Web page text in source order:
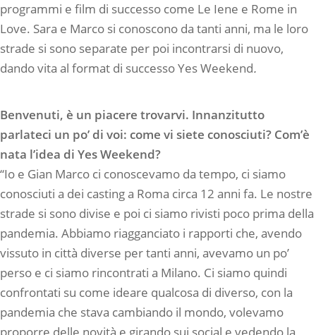
programmi e film di successo come Le Iene e Rome in
Love. Sara e Marco si conoscono da tanti anni, ma le loro
strade si sono separate per poi incontrarsi di nuovo,
dando vita al format di successo Yes Weekend.
Benvenuti, è un piacere trovarvi. Innanzitutto
parlateci un po’ di voi: come vi siete conosciuti? Com’è
nata l’idea di Yes Weekend?
“Io e Gian Marco ci conoscevamo da tempo, ci siamo
conosciuti a dei casting a Roma circa 12 anni fa. Le nostre
strade si sono divise e poi ci siamo rivisti poco prima della
pandemia. Abbiamo riagganciato i rapporti che, avendo
vissuto in città diverse per tanti anni, avevamo un po’
perso e ci siamo rincontrati a Milano. Ci siamo quindi
confrontati su come ideare qualcosa di diverso, con la
pandemia che stava cambiando il mondo, volevamo
proporre delle novità e girando sui social e vedendo la